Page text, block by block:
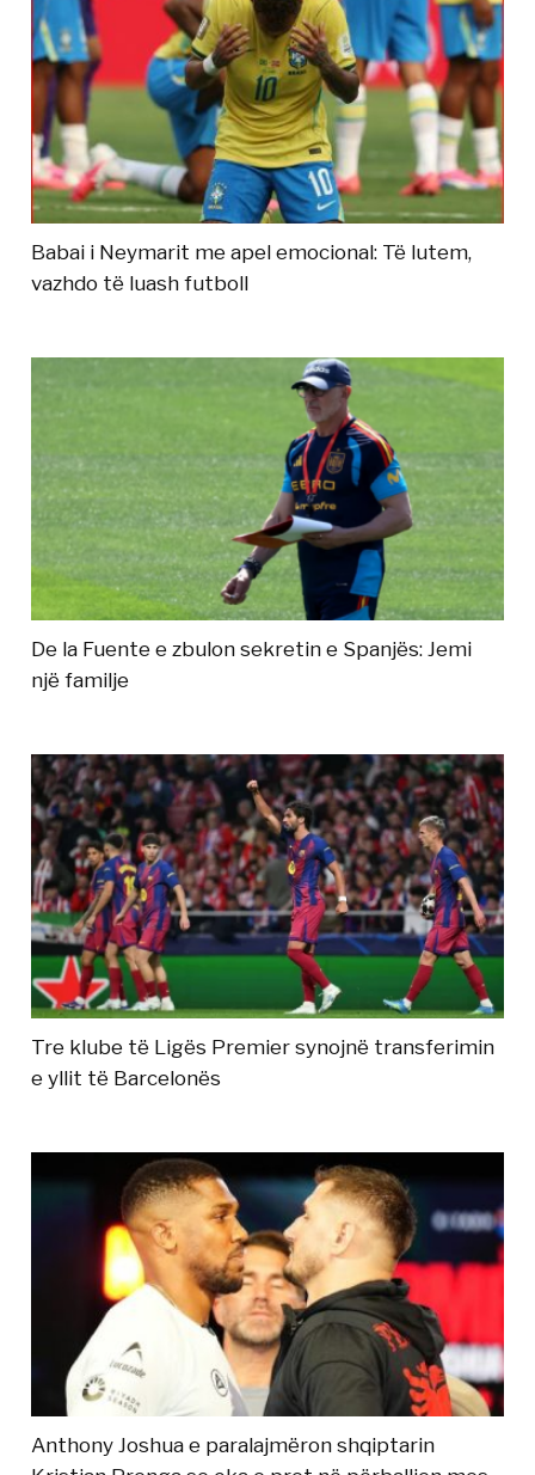
Babai i Neymarit me apel emocional: Të lutem,
vazhdo të luash futboll
De la Fuente e zbulon sekretin e Spanjës: Jemi
një familje
Tre klube të Ligës Premier synojnë transferimin
e yllit të Barcelonës
Anthony Joshua e paralajmëron shqiptarin